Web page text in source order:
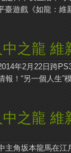
臺遊戲《如龍：維
中之龍
年2月22日跨
報！“另一個人生”
中之龍
主角坂本龍馬在江